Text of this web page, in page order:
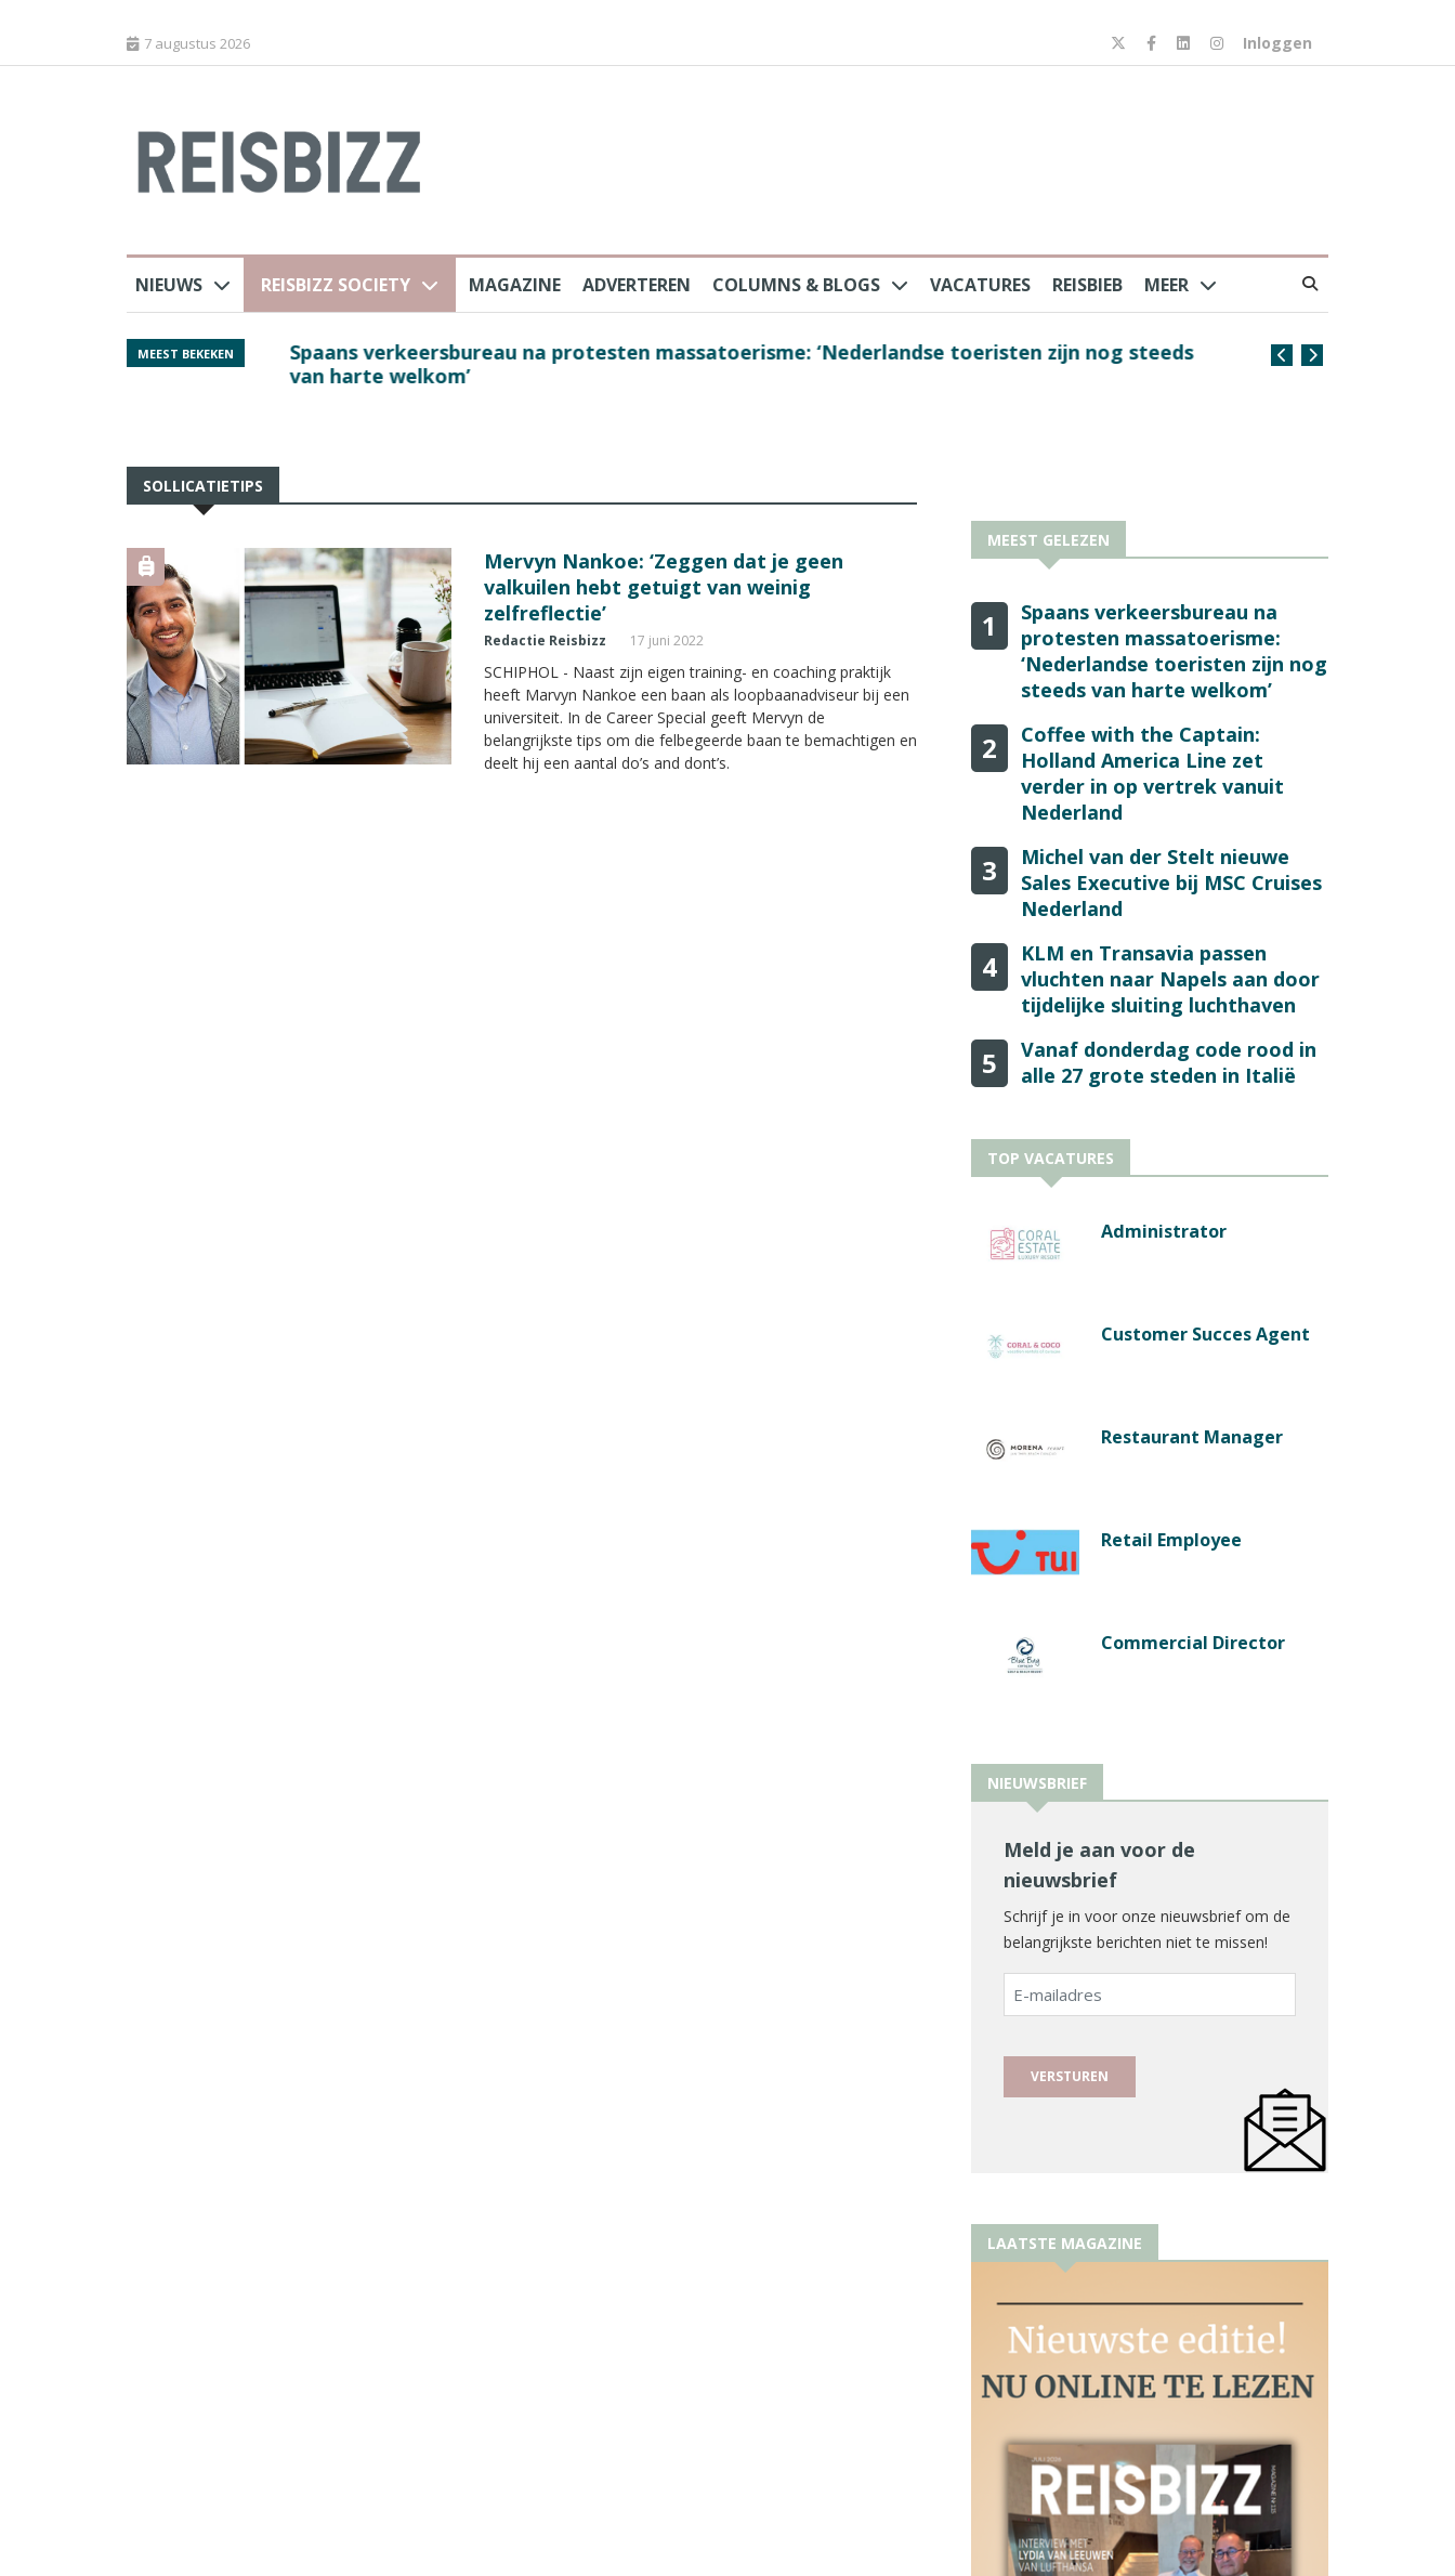
7 augustus 2026 Inloggen
NIEUWS REISBIZZ SOCIETY MAGAZINE ADVERTEREN COLUMNS & BLOGS VACATURES REISBIEB MEER
MEEST BEKEKEN
luchthaven
Spaans verkeersbureau na protesten massatoerisme: ‘Nederlandse toeristen zijn nog steeds
van harte welkom’
Coffee with the
SOLLICATIETIPS
Mervyn Nankoe: ‘Zeggen dat je geen
valkuilen hebt getuigt van weinig
zelfreflectie’
Redactie Reisbizz 17 juni 2022
SCHIPHOL - Naast zijn eigen training- en coaching praktijk
heeft Marvyn Nankoe een baan als loopbaanadviseur bij een
universiteit. In de Career Special geeft Mervyn de
belangrijkste tips om die felbegeerde baan te bemachtigen en
deelt hij een aantal do’s and dont’s.
MEEST GELEZEN
1
Spaans verkeersbureau na
protesten massatoerisme:
‘Nederlandse toeristen zijn nog
steeds van harte welkom’
2
Coffee with the Captain:
Holland America Line zet
verder in op vertrek vanuit
Nederland
3
Michel van der Stelt nieuwe
Sales Executive bij MSC Cruises
Nederland
4
KLM en Transavia passen
vluchten naar Napels aan door
tijdelijke sluiting luchthaven
5
Vanaf donderdag code rood in
alle 27 grote steden in Italië
TOP VACATURES
Administrator
Customer Succes Agent
Restaurant Manager
Retail Employee
Commercial Director
NIEUWSBRIEF
Meld je aan voor de
nieuwsbrief
Schrijf je in voor onze nieuwsbrief om de
belangrijkste berichten niet te missen!
E-
mailadres
LAATSTE MAGAZINE